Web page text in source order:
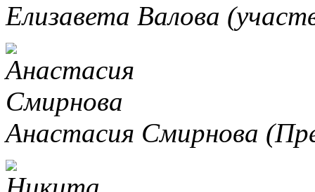
Елизавета Валова
Анастасия Смирнова